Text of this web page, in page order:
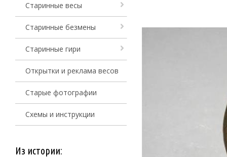
Старинные весы
Старинные безмены
Старинные гири
Открытки и реклама весов
Старые фотографии
Схемы и инструкции
Из истории: